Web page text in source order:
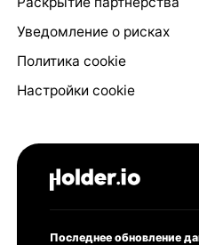
Уведомление о рисках
Политика cookie
Настройки cookie
Последнее обновление